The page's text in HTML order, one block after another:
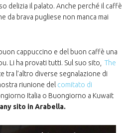
delizia il palato. Anche perché il caffè
da brava pugliese non manca mai
cappuccino e del buon caffè una
Li ha provati tutti. Sul suo sito, The
tra l’altro diverse segnalazione di
riunione del comitato di
Italia o Buongiorno a Kuwait
sito in Arabella.